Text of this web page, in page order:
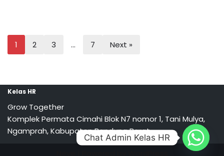
1 2 3 … 7 Next »
Kelas HR
Grow Together
Komplek Permata Cimahi Blok N7 nomor 1, Tani Mulya,
Ngamprah, Kabupaten Bandung Barat
Chat Admin Kelas HR